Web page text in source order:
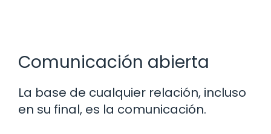
Comunicación abierta
La base de cualquier relación, incluso
en su final, es la comunicación.